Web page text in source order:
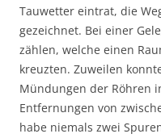
Tauwetter eintrat, die
gezeichnet. Bei einer
zählen, welche einen
kreuzten. Zuweilen
Mündungen der Röhren
Entfernungen von
habe niemals zwei